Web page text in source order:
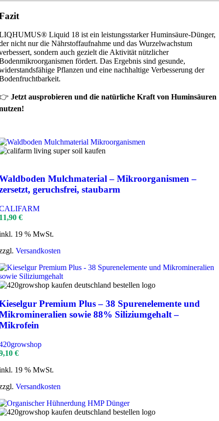
Liquid 18 ist ein leistungsstarker Huminsäure-Dünger,
nicht nur die Nährstoffaufnahme und das Wurzelwachstum
sondern auch gezielt die Aktivität nützlicher
fördert. Das Ergebnis sind gesunde,
Pflanzen und eine nachhaltige Verbesserung der
Jetzt ausprobieren und die natürliche Kraft von Huminsäuren
Mulchmaterial – Mikroorganismen –
geruchsfrei, staubarm
€
19 % MwSt.
Versandkosten
Premium Plus – 38 Spurenelemente und
sowie 88% Siliziumgehalt –
€
19 % MwSt.
Versandkosten